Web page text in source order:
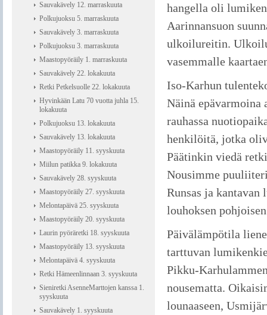
hangella oli
Aarinnansuon
ulkoilureitin.
vasemmalle
Iso-Karhun
Näinä epävarmoina
rauhassa
henkilöitä, jotka
Päätinkin viedä
Nousimme
Runsas ja
louhoksen
Päivälämpötila
tarttuvan
Pikku-
nousematta.
lounaaseen,
Sauvakävely 12. marraskuuta
Polkujuoksu 5. marraskuuta
Sauvakävely 3. marraskuuta
Polkujuoksu 3. marraskuuta
Maastopyöräily 1. marraskuuta
Sauvakävely 22. lokakuuta
Retki Petkelsuolle 22. lokakuuta
Hyvinkään Latu 70 vuotta juhla 15.
lokakuuta
Polkujuoksu 13. lokakuuta
Sauvakävely 13. lokakuuta
Maastopyöräily 11. syyskuuta
Miilun patikka 9. lokakuuta
Sauvakävely 28. syyskuuta
Maastopyöräily 27. syyskuuta
Melontapäivä 25. syyskuuta
Maastopyöräily 20. syyskuuta
Laurin pyöräretki 18. syyskuuta
Maastopyöräily 13. syyskuuta
Melontapäivä 4. syyskuuta
Retki Hämeenlinnaan 3. syyskuuta
Sieniretki AsenneMarttojen kanssa 1.
syyskuuta
Sauvakävely 1. syyskuuta